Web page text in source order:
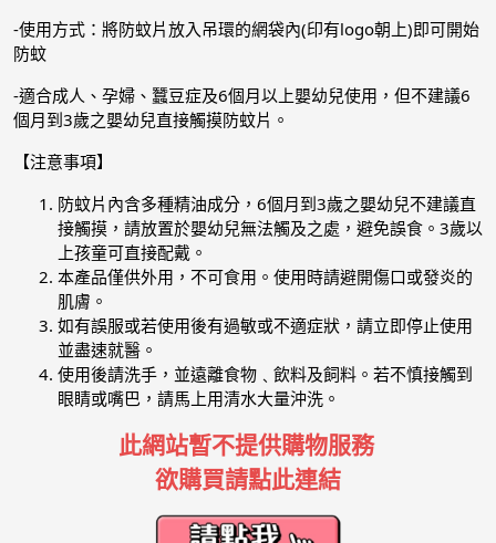
-使用方式：將防蚊片放入吊環的網袋內(印有logo朝上)即可開始
防蚊
-適合成人、孕婦、蠶豆症及6個月以上嬰幼兒使用，但不建議6
個月到3歲之嬰幼兒直接觸摸防蚊片。
【注意事項】
防蚊片內含多種精油成分，6個月到3歲之嬰幼兒不建議直
接觸摸，請放置於嬰幼兒無法觸及之處，避免誤食。3歲以
上孩童可直接配戴。
本產品僅供外用，不可食用。使用時請避開傷口或發炎的
肌膚。
如有誤服或若使用後有過敏或不適症狀，請立即停止使用
並盡速就醫。
使用後請洗手，並遠離食物﹑飲料及飼料。若不慎接觸到
眼睛或嘴巴，請馬上用清水大量沖洗。
此網站暫不提供購物服務
欲購買請點此連結